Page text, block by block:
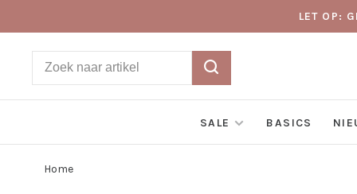
LET OP:
SALE BASICS
Home